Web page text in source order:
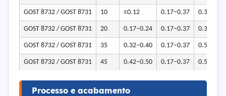
GOST 8732 / GOST 8731 10 ≤0.12 0.17–0.37
GOST 8732 / GOST 8731 20 0.17–0.24 0.17–0.37
GOST 8732 / GOST 8731 35 0.32–0.40 0.17–0.37
GOST 8732 / GOST 8731 45 0.42–0.50 0.17–0.37
Processo e acabamento